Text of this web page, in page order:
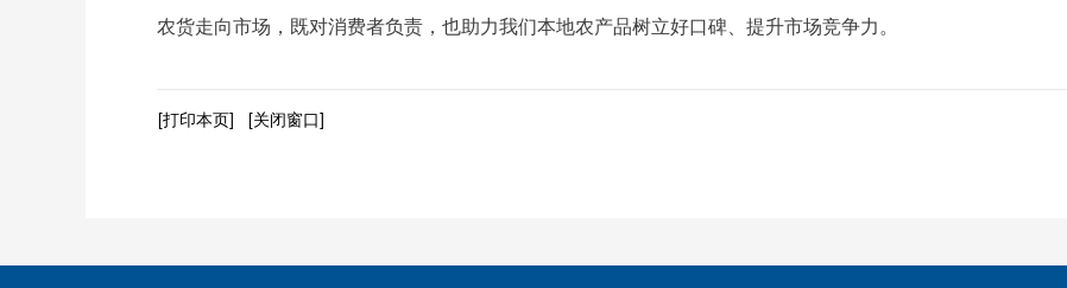
农货走向市场，既对消费者负责，也助力我们本地农产品树立好口碑、提升市场竞争力。
[打印本页] [关闭窗口]